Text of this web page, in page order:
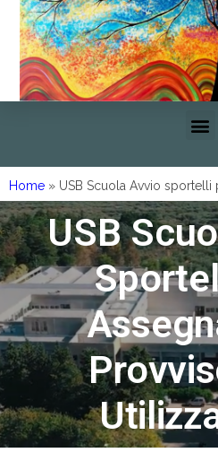
Home » USB Scuola Avvio
e utilizzazioni
USB